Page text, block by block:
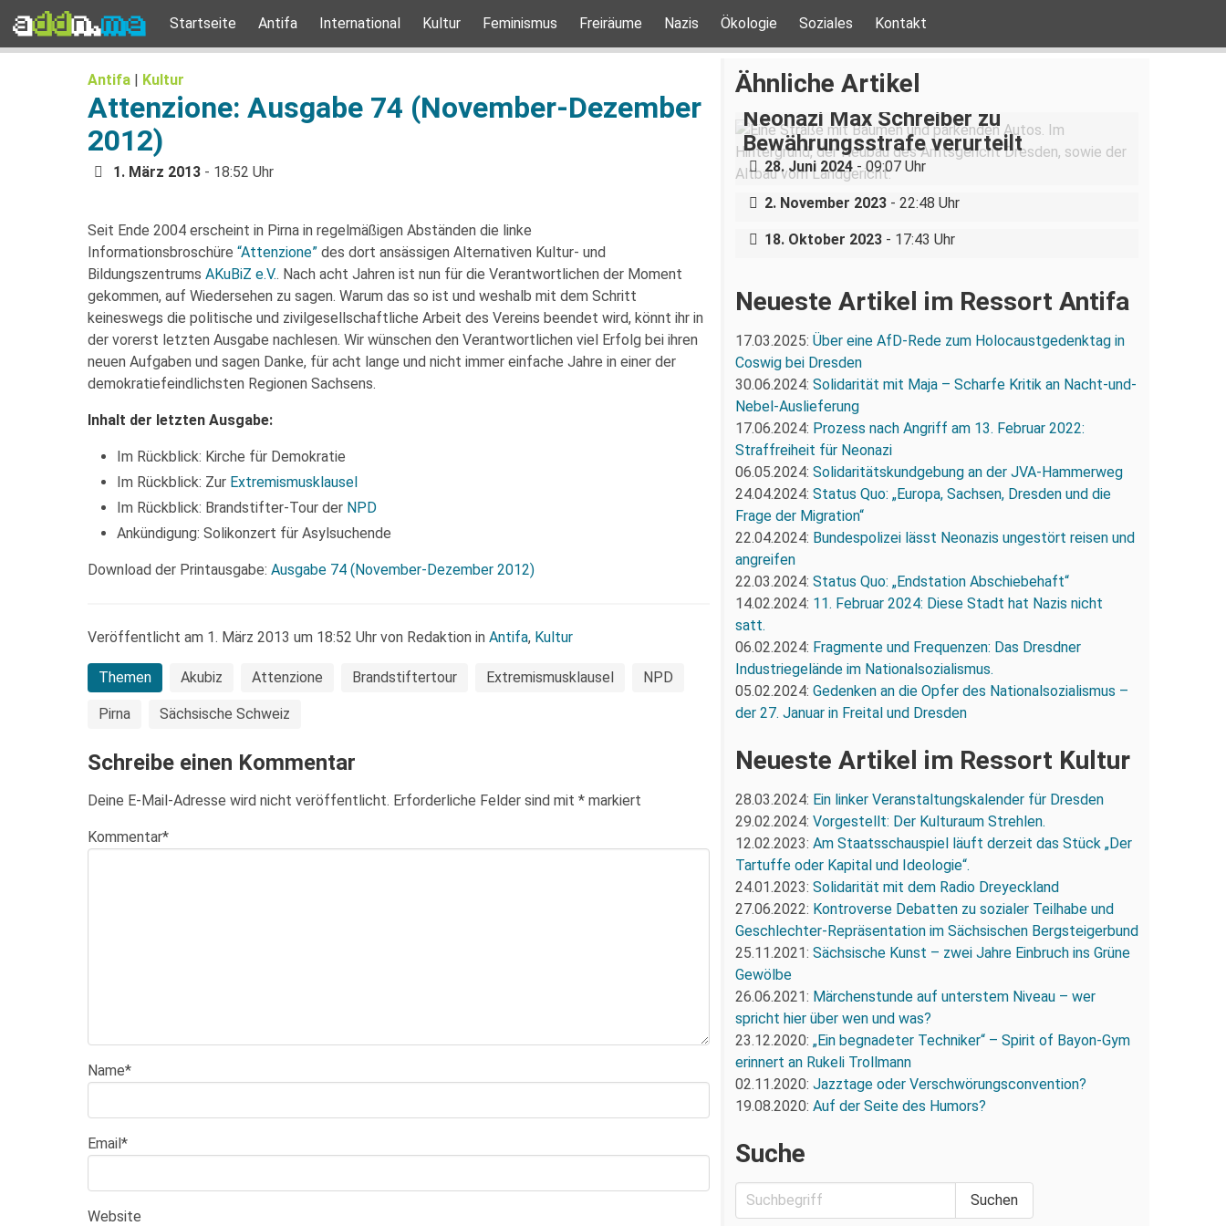
Startseite Antifa International Kultur Feminismus Freiräume Nazis Ökologie Soziales Kontakt
Antifa | Kultur
Attenzione: Ausgabe 74 (November-Dezember
2012)
1. März 2013 - 18:52 Uhr
Seit Ende 2004 erscheint in Pirna in regelmäßigen Abständen die linke
Informationsbroschüre “Attenzione” des dort ansässigen Alternativen Kultur- und
Bildungszentrums AKuBiZ e.V.. Nach acht Jahren ist nun für die Verantwortlichen der Moment
gekommen, auf Wiedersehen zu sagen. Warum das so ist und weshalb mit dem Schritt
keineswegs die politische und zivilgesellschaftliche Arbeit des Vereins beendet wird, könnt ihr in
der vorerst letzten Ausgabe nachlesen. Wir wünschen den Verantwortlichen viel Erfolg bei ihren
neuen Aufgaben und sagen Danke, für acht lange und nicht immer einfache Jahre in einer der
demokratiefeindlichsten Regionen Sachsens.
Inhalt der letzten Ausgabe:
Im Rückblick: Kirche für Demokratie
Im Rückblick: Zur Extremismusklausel
Im Rückblick: Brandstifter-Tour der NPD
Ankündigung: Solikonzert für Asylsuchende
Download der Printausgabe: Ausgabe 74 (November-Dezember 2012)
Veröffentlicht am 1. März 2013 um 18:52 Uhr von Redaktion in Antifa, Kultur
Themen Akubiz Attenzione Brandstiftertour Extremismusklausel NPD
Pirna Sächsische Schweiz
Schreibe einen Kommentar
Deine E-Mail-Adresse wird nicht veröffentlicht. Erforderliche Felder sind mit * markiert
Kommentar*
Name*
Email*
Website
Ähnliche Artikel
Neonazi Max Schreiber zu
Bewährungsstrafe verurteilt
28. Juni 2024- 09:07 Uhr
Antifaschistische Bildungsfahrt: Athen
– Distomo – Thessaloniki
2. November 2023- 22:48 Uhr
Neues Pirnaer Bündnis bietet AfD die
Stirn
18. Oktober 2023- 17:43 Uhr
Neueste Artikel im Ressort Antifa
17.03.2025: Über eine AfD-Rede zum Holocaustgedenktag in
Coswig bei Dresden
30.06.2024: Solidarität mit Maja – Scharfe Kritik an Nacht-und-
Nebel-Auslieferung
17.06.2024: Prozess nach Angriff am 13. Februar 2022:
Straffreiheit für Neonazi
06.05.2024: Solidaritätskundgebung an der JVA-Hammerweg
24.04.2024: Status Quo: „Europa, Sachsen, Dresden und die
Frage der Migration“
22.04.2024: Bundespolizei lässt Neonazis ungestört reisen und
angreifen
22.03.2024: Status Quo: „Endstation Abschiebehaft“
14.02.2024: 11. Februar 2024: Diese Stadt hat Nazis nicht
satt.
06.02.2024: Fragmente und Frequenzen: Das Dresdner
Industriegelände im Nationalsozialismus.
05.02.2024: Gedenken an die Opfer des Nationalsozialismus –
der 27. Januar in Freital und Dresden
Neueste Artikel im Ressort Kultur
28.03.2024: Ein linker Veranstaltungskalender für Dresden
29.02.2024: Vorgestellt: Der Kulturaum Strehlen.
12.02.2023: Am Staatsschauspiel läuft derzeit das Stück „Der
Tartuffe oder Kapital und Ideologie“.
24.01.2023: Solidarität mit dem Radio Dreyeckland
27.06.2022: Kontroverse Debatten zu sozialer Teilhabe und
Geschlechter-Repräsentation im Sächsischen Bergsteigerbund
25.11.2021: Sächsische Kunst – zwei Jahre Einbruch ins Grüne
Gewölbe
26.06.2021: Märchenstunde auf unterstem Niveau – wer
spricht hier über wen und was?
23.12.2020: „Ein begnadeter Techniker“ – Spirit of Bayon-Gym
erinnert an Rukeli Trollmann
02.11.2020: Jazztage oder Verschwörungsconvention?
19.08.2020: Auf der Seite des Humors?
Suche